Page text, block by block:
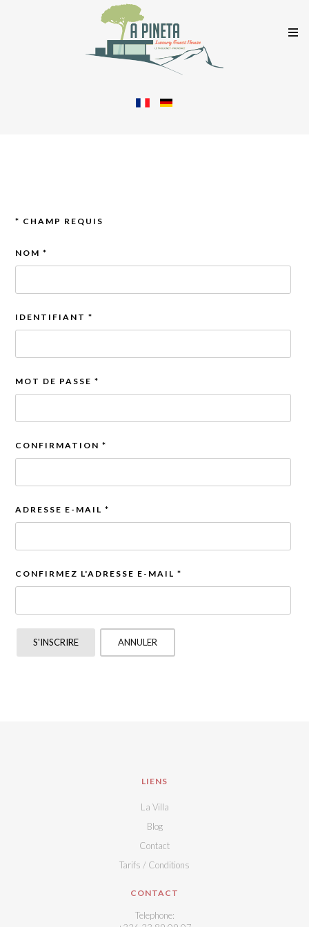
* CHAMP REQUIS
NOM *
IDENTIFIANT *
MOT DE PASSE *
CONFIRMATION *
ADRESSE E-MAIL *
CONFIRMEZ L'ADRESSE E-MAIL *
S'INSCRIRE ANNULER
LIENS
La Villa
Blog
Contact
Tarifs / Conditions
CONTACT
Telephone: